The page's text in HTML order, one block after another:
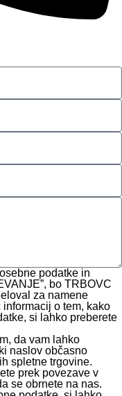
podatke in
bo TRBOVC
za namene
o tem, kako
si lahko preberete
da vam lahko
naslov občasno
spletne trgovine.
prek povezave v
se obrnete na nas.